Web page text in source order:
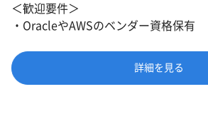
＜歓迎要件＞
・OracleやAWSのベンダー資格保有
詳細を見る